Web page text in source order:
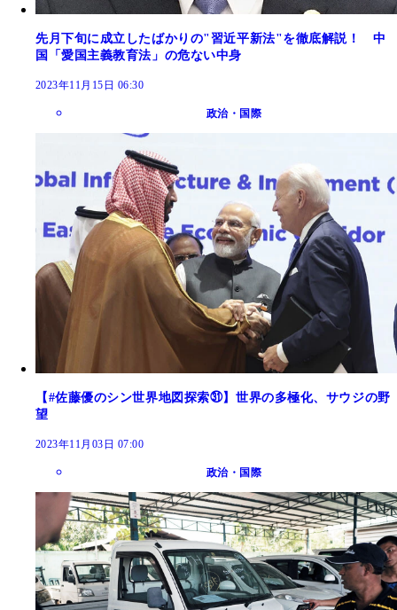
先月下旬に成立したばかりの"習近平新法"を徹底解説！ 中
国「愛国主義教育法」の危ない中身
2023年11月15日 06:30
政治・国際
【#佐藤優のシン世界地図探索㉛】世界の多極化、サウジの野
望
2023年11月03日 07:00
政治・国際